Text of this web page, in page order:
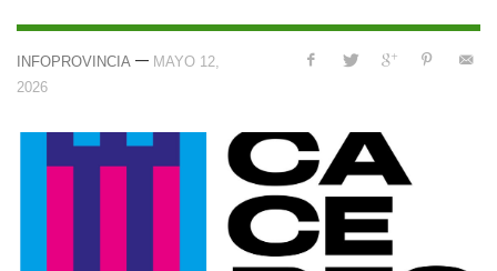
INFOPROVINCIA — MAYO 12,
2026